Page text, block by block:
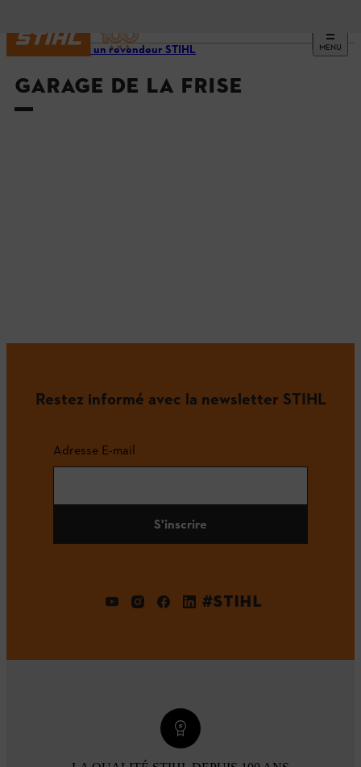
MENU
Trouvez un revendeur STIHL
GARAGE DE LA FRISE
Restez informé avec la newsletter STIHL
Adresse E-mail
S'inscrire
#STIHL